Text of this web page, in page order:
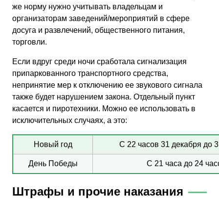
же норму нужно учитывать владельцам и
организаторам заведений/мероприятий в сфере
досуга и развлечений, общественного питания,
торговли.
Если вдруг среди ночи сработала сигнализация
припаркованного транспортного средства,
непринятие мер к отключению ее звукового сигнала
также будет нарушением закона. Отдельный пункт
касается и пиротехники. Можно ее использовать в
исключительных случаях, а это:
Новый год С 22 часов 31 декабря до
День Победы С 21 часа до 24
Штрафы и прочие наказания